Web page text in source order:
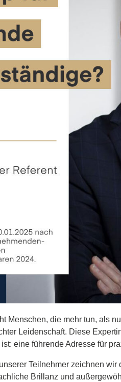
Menschen, die mehr tun, als
Leidenschaft. Diese
eine führende Adresse für
Teilnehmer zeichnen
Brillanz und